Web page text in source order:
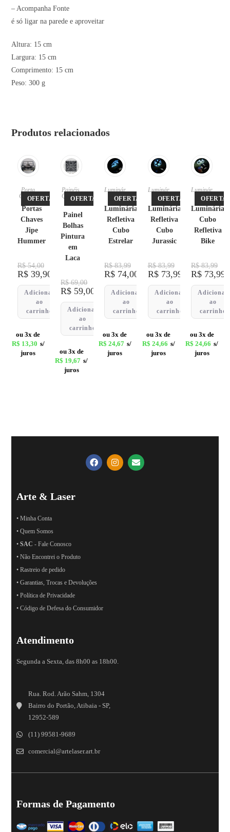
– Acompanha Fonte
é só ligar na parede e aproveitar
Altura: 15 cm
Largura: 15 cm
Comprimento: 15 cm
Peso: 300 g
Produtos relacionados
OFERTA!
Porta
Chaves
Portas
Chaves
Jipe
Hummer
R$54,00
R$39,90
Adicionar
ao
carrinho
ou 3x de
R$ 13,30 s/
juros
OFERTA!
Painéis
Quadro
s
Painel
Bolhas
Pintura
em
Laca
R$69,00
R$ 59,00
Adicionar
ao
carrinho
ou 3x de
R$ 19,67 s/
juros
OFERTA!
Luminár
ias
Luminária
Refletiva
Cubo
Estrelar
R$83,99
R$74,00
Adicionar
ao
carrinho
ou 3x de
R$ 24,67 s/
juros
OFERTA!
Luminár
ias
Luminária
Refletiva
Cubo
Jurassic
R$83,99
R$73,99
Adicionar
ao
carrinho
ou 3x de
R$ 24,66 s/
juros
OFERTA!
Luminár
ias
Luminária
Cubo
Refletiva
Bike
R$83,99
R$ 73,99
Adicionar
ao
carrinho
ou 3x de
R$ 24,66 s/
juros
Arte & Laser
• Minha Conta
• Quem Somos
•SAC - Fale Conosco
• Não Encontrei o Produto
• Rastreio de pedido
• Garantias, Trocas e Devoluções
• Política de Privacidade
• Código de Defesa do Consumidor
Atendimento
Segunda a Sexta, das 8h00 as 18h00.
Rua. Rod. Arão Sahm, 1304
Bairro do Portão, Atibaia - SP,
12952-589
(11) 99581-9689
comercial@artelaser.art.br
Formas de Pagamento